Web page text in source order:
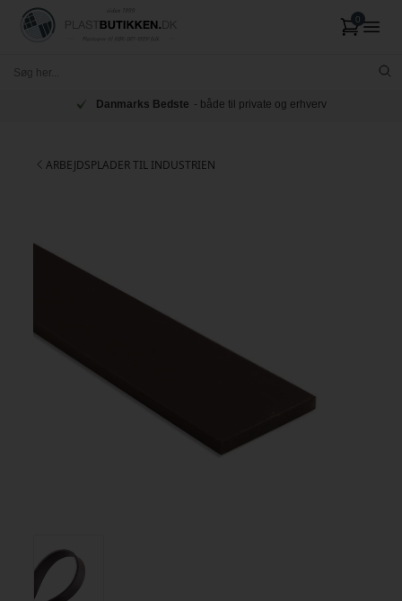
Danmarks Bedste - både til private og erhverv
ARBEJDSPLADER TIL INDUSTRIEN